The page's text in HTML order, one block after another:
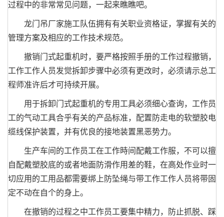
过程中的非常常见问题，一起来瞧瞧吧。
龙门吊厂家施工队伍拥有有关职业资格证，掌握有关的
管理方案及相应的工作技术规范。
撤销门式起重机时，要严格按照手册的工作过程撤销，
工作工作人员发觉拆卸步骤中必须有更改时，必须请示总工
程师准许后才可持续开展。
用于拆卸门式起重机的专用工具必须细心查询，工作员
工的气动工具合乎有关的产品标准，配置防走电的软塑胶电
缆线保护装置，并有优良的接地装置黑恶势力。
生产车间的工作员工在工作時间配戴工作服，不可以擅
自配戴塑胶底的或者地面防滑作用差的鞋，在高处作业时一
切应用的工用品都需要绑上防坠绳与带工作工作人员将带固
定不动在自个的身上。
在撤销的过程之中工作员工要集中精力，防止抓脱、踩